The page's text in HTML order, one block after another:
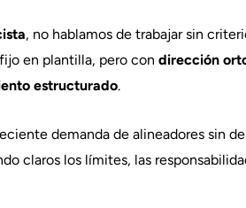
, no hablamos de trabajar sin
en plantilla, pero con dirección
estructurado.
demanda de alineadores sin
claros los límites, las